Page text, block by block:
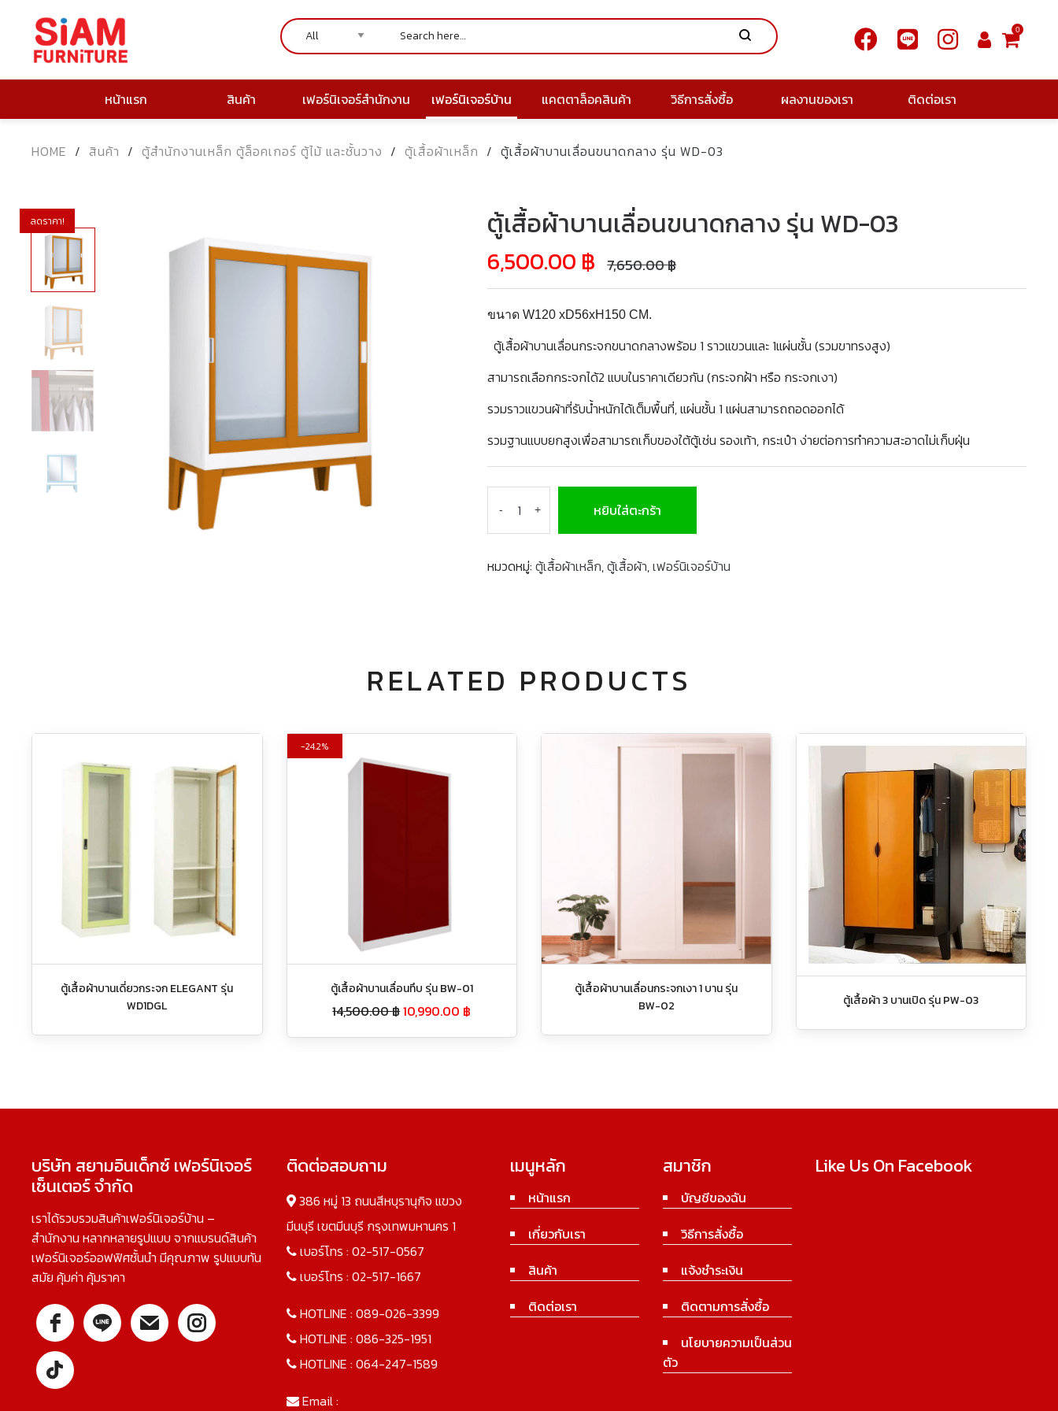
0
หน้าแรก สินค้า เฟอร์นิเจอร์สำนักงาน เฟอร์นิเจอร์บ้าน แคตตาล็อคสินค้า วิธีการสั่งซื้อ ผลงานของเรา ติดต่อเรา
HOME / สินค้า / ตู้สำนักงานเหล็ก ตู้ล็อคเกอร์ ตู้ไม้ และชั้นวาง / ตู้เสื้อผ้าเหล็ก / ตู้เสื้อผ้าบานเลื่อนขนาดกลาง รุ่น WD-03
ลดราคา! ตู้เสื้อผ้าบานเลื่อนขนาดกลาง รุ่น WD-03
7,650.00฿
6,500.00 ฿
ขนาด W120 xD56xH150 CM.
ตู้เสื้อผ้าบานเลื่อนกระจกขนาดกลางพร้อม 1 ราวแขวนและ 1แผ่นชั้น (รวมขาทรงสูง)
สามารถเลือกกระจกได้2 แบบในราคาเดียวกัน (กระจกฝ้า หรือ กระจกเงา)
รวมราวแขวนผ้าที่รับน้ำหนักได้เต็มพื้นที่, แผ่นชั้น 1 แผ่นสามารถถอดออกได้
รวมฐานแบบยกสูงเพื่อสามารถเก็บของใต้ตู้เช่น รองเท้า, กระเป๋า ง่ายต่อการทำความสะอาดไม่เก็บฝุ่น
- + หยิบใส่ตะกร้า
หมวดหมู่:ตู้เสื้อผ้าเหล็ก,ตู้เสื้อผ้า,เฟอร์นิเจอร์บ้าน
RELATED PRODUCTS
ตู้เสื้อผ้าบานเดี่ยวกระจก ELEGANT รุ่น
WD1DGL
24.2%
ตู้เสื้อผ้าบานเลื่อนทึบ รุ่น BW-01
14,500.00฿10,990.00 ฿
ตู้เสื้อผ้าบานเลื่อนกระจกเงา 1 บาน รุ่น
BW-02
ตู้เสื้อผ้า 3 บานเปิด รุ่น PW-03
บริษัท สยามอินเด็กซ์ เฟอร์นิเจอร์
เซ็นเตอร์ จำกัด
เราได้รวบรวมสินค้าเฟอร์นิเจอร์บ้าน –
สำนักงาน หลากหลายรูปแบบ จากแบรนด์สินค้า
เฟอร์นิเจอร์ออฟฟิศชั้นนำ มีคุณภาพ รูปแบบทัน
สมัย คุ้มค่า คุ้มราคา
ติดต่อสอบถาม
386 หมู่ 13 ถนนสีหบุรานุกิจ แขวง
มีนบุรี เขตมีนบุรี กรุงเทพมหานคร 1
เบอร์โทร : 02-517-0567
เบอร์โทร : 02-517-1667
HOTLINE : 089-026-3399
HOTLINE : 086-325-1951
HOTLINE : 064-247-1589
Email :
เมนูหลัก
หน้าแรก
เกี่ยวกับเรา
สินค้า
ติดต่อเรา
สมาชิก
บัญชีของฉัน
วิธีการสั่งซื้อ
แจ้งชำระเงิน
ติดตามการสั่งซื้อ
นโยบายความเป็นส่วน
ตัว
Like Us On Facebook